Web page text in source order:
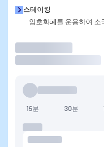
스테이킹
암호화폐를 운용하여 소
15분 30분